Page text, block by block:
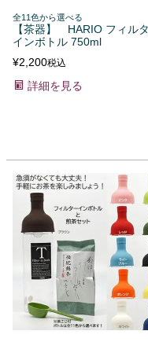
全11色から選べる
【茶器】 HARIO フィル
インボトル 750ml
¥2,200税込
詳細を見る